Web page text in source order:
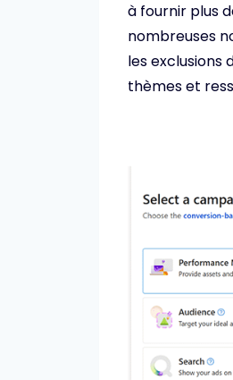
à fournir plus
nombreuses
les exclusions
thèmes et